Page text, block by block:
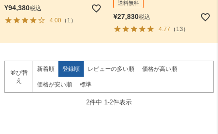
¥94,380税込
4.00（1）
送料無料
¥27,830税込
4.77 （13）
並び替
え
新着順 登録順 レビューの多い順 価格が高い順
価格が安い順 標準
2件中 1-2件表示